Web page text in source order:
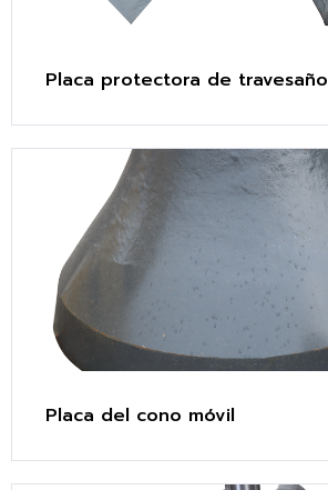
Placa protectora de travesaño
Placa del cono móvil